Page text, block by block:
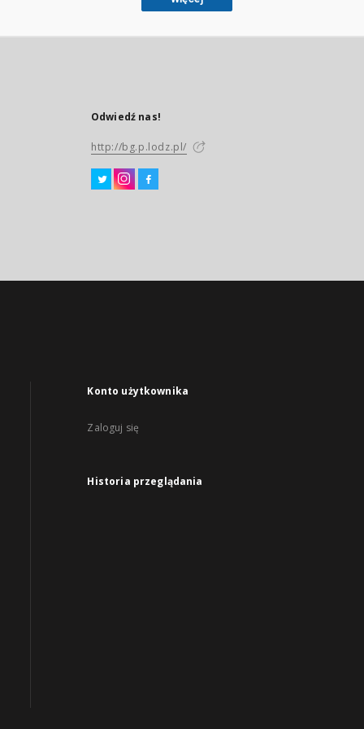
Odwiedź nas!
http://bg.p.lodz.pl/
Konto użytkownika
Zaloguj się
Historia przeglądania